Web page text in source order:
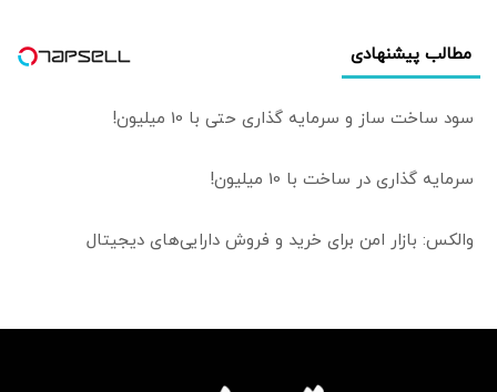
مطالب پیشنهادی
سود ساخت ساز و سرمایه گذاری حتی با 10 میلیون!
سرمایه گذاری در ساخت با 10 میلیون!
والکس: بازار امن برای خرید و فروش دارایی‌های دیجیتال